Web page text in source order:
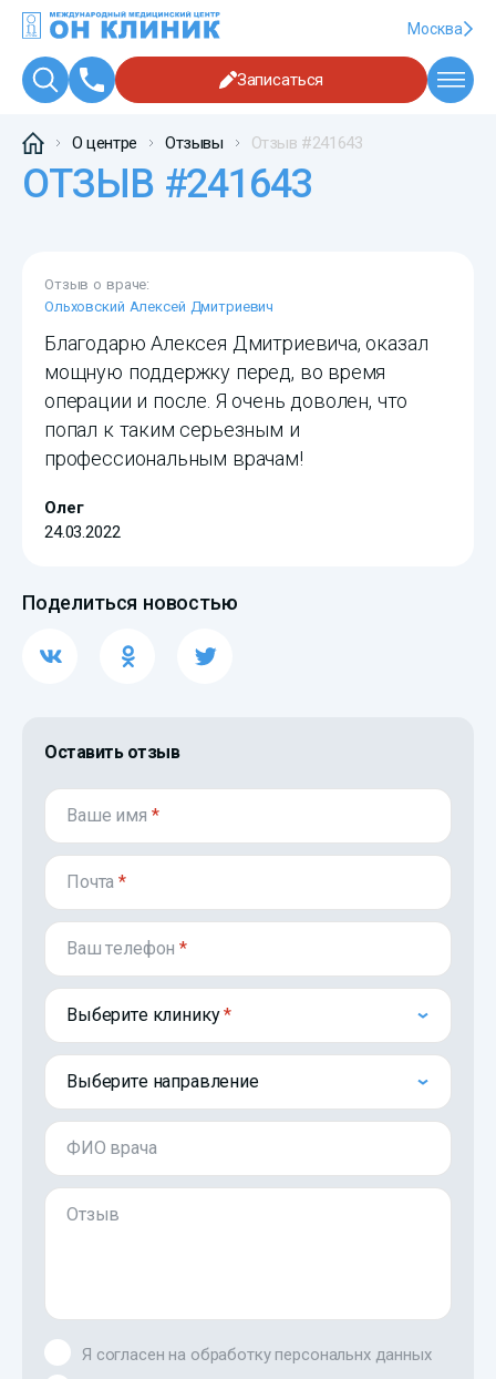
Москва
Записаться
О центре Отзывы Отзыв #241643
ОТЗЫВ #241643
Отзыв о враче:
Ольховский Алексей Дмитриевич
Благодарю Алексея Дмитриевича, оказал
мощную поддержку перед, во время
операции и после. Я очень доволен, что
попал к таким серьезным и
профессиональным врачам!
Олег
24.03.2022
Поделиться новостью
Оставить отзыв
Ваше имя *
Почта*
Ваш телефон*
Выберите клинику
Выберите направление
ФИО врача
Отзыв
Я согласен на обработку персональнх данных